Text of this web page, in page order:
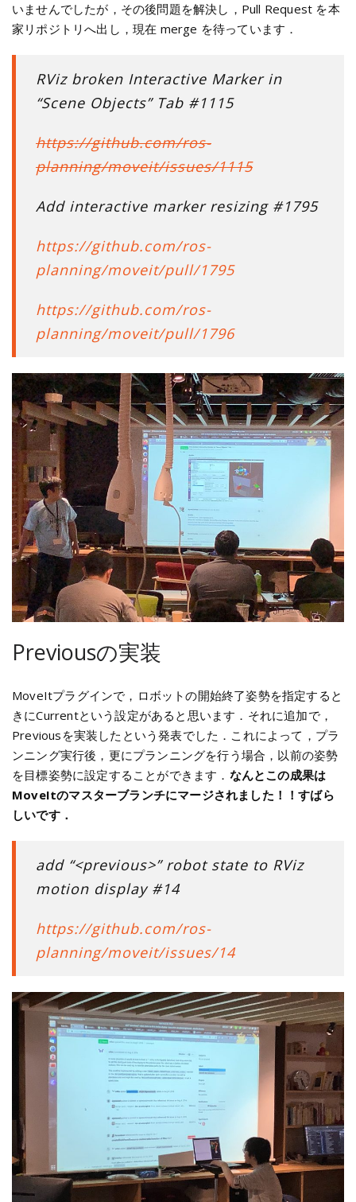
いませんでしたが，その後問題を解決し，Pull Request を本
家リポジトリへ出し，現在 merge を待っています．
RViz broken Interactive Marker in
“Scene Objects” Tab #1115
https://github.com/ros-
planning/moveit/issues/1115
Add interactive marker resizing #1795
https://github.com/ros-
planning/moveit/pull/1795
https://github.com/ros-
planning/moveit/pull/1796
Previousの実装
MoveItプラグインで，ロボットの開始終了姿勢を指定すると
きにCurrentという設定があると思います．それに追加で，
Previousを実装したという発表でした．これによって，プラ
ンニング実行後，更にプランニングを行う場合，以前の姿勢
を目標姿勢に設定することができます． なんとこの成果は
MoveItのマスターブランチにマージされました！！すばら
しいです．
add “<previous>” robot state to RViz
motion display #14
https://github.com/ros-
planning/moveit/issues/14